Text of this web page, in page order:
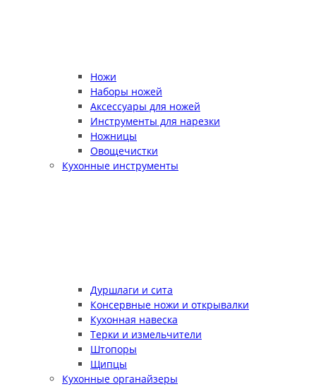
Ножи
Наборы ножей
Аксессуары для ножей
Инструменты для нарезки
Ножницы
Овощечистки
Кухонные инструменты
Дуршлаги и сита
Консервные ножи и открывалки
Кухонная навеска
Терки и измельчители
Штопоры
Щипцы
Кухонные органайзеры